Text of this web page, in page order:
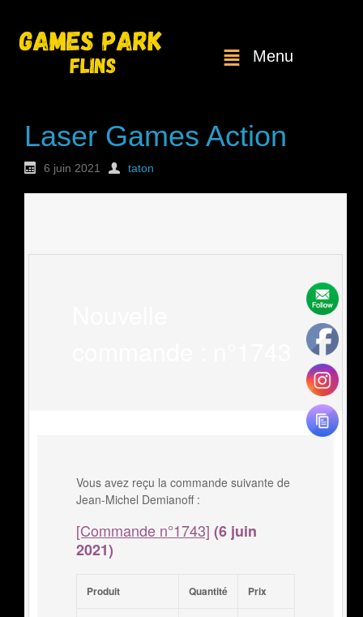
Menu
Laser Games Action
6 juin 2021 taton
Vous avez reçu la commande suivante de
Jean-Michel Demianoff :
[Commande n°1743] (6 juin
2021)
Produit Quantité Prix